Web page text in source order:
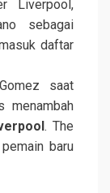
Liverpool,
sebagai
daftar
saat
menambah
. The
baru